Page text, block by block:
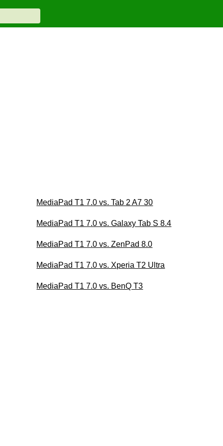
MediaPad T1 7.0 vs. Tab 2 A7 30
MediaPad T1 7.0 vs. Galaxy Tab S 8.4
MediaPad T1 7.0 vs. ZenPad 8.0
MediaPad T1 7.0 vs. Xperia T2 Ultra
MediaPad T1 7.0 vs. BenQ T3